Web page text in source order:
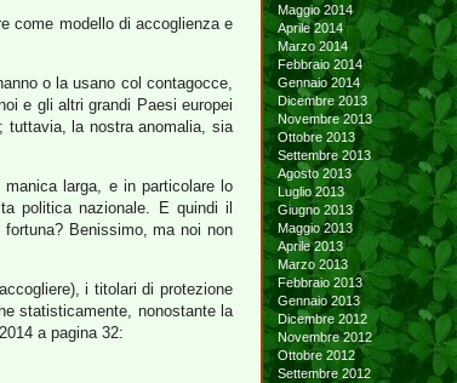
come modello di accoglienza e
o la usano col contagocce,
e gli altri grandi Paesi europei
; tuttavia, la nostra anomalia, sia
larga, e in particolare lo
politica nazionale. E quindi il
Benissimo, ma noi non
i titolari di protezione
statisticamente, nonostante la
a pagina 32:
Maggio 2014
Aprile 2014
Marzo 2014
Febbraio 2014
Gennaio 2014
Dicembre 2013
Novembre 2013
Ottobre 2013
Settembre 2013
Agosto 2013
Luglio 2013
Giugno 2013
Maggio 2013
Aprile 2013
Marzo 2013
Febbraio 2013
Gennaio 2013
Dicembre 2012
Novembre 2012
Ottobre 2012
Settembre 2012